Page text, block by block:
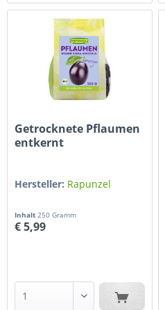
Getrocknete Pflaumen
entkernt
Hersteller: Rapunzel
Inhalt 250 Gramm
€ 5,99